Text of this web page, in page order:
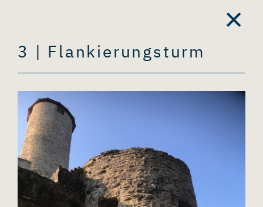
content
×
3 | Flankierungsturm